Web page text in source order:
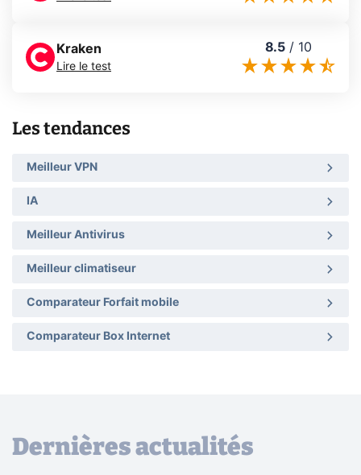
Kraken
Lire le test
8.5 / 10
Les tendances
Meilleur VPN
IA
Meilleur Antivirus
Meilleur climatiseur
Comparateur Forfait mobile
Comparateur Box Internet
Dernières actualités